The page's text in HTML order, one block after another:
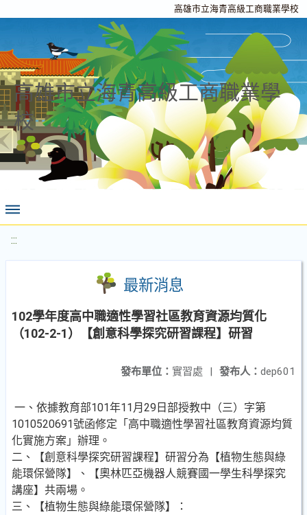
高雄市立海青高級工商職業學校
高雄市立海青高級工商職業學
校
:::
最新消息
102學年度高中職適性學習社區教育資源均質化
（102-2-1）【創意科學探究研習課程】研習
發布人： dep601
發布單位： 實習處 |
一、依據教育部101年11月29日部授教中（三）字第
1010520691號函修定「高中職適性學習社區教育資源均質
化實施方案」辦理。
二、【創意科學探究研習課程】研習分為【植物生態與綠
能環保營隊】、【奧林匹亞機器人競賽國一學生科學探究
講座】共兩場。
三、【植物生態與綠能環保營隊】：